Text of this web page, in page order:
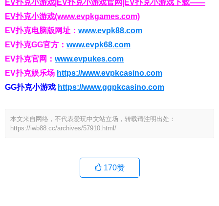
EV扑克小游戏|EV扑克小游戏官网|EV扑克小游戏下载——
EV扑克小游戏(www.evpkgames.com)
EV扑克电脑版网址： www.evpk88.com
EV扑克GG官方： www.evpk68.com
EV扑克官网： www.evpukes.com
EV扑克娱乐场 https://www.evpkcasino.com
GG扑克小游戏 https://www.ggpkcasino.com
本文来自网络，不代表爱玩中文站立场，转载请注明出处：
https://iwb88.cc/archives/57910.html/
170赞